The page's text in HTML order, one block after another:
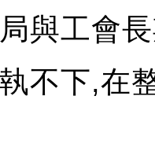
與工會
不下,在